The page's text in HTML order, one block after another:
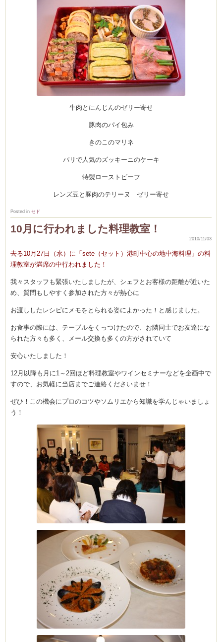
牛肉とにんじんのゼリー寄せ
豚肉のパイ包み
きのこのマリネ
パリで人気のズッキーニのケーキ
特製ローストビーフ
レンズ豆と豚肉のテリーヌ ゼリー寄せ
Posted in セド
10月に行われました料理教室！
2010/11/03
去る10月27日（水）に「sete（セット）港町中心の地中海料理」の料
理教室が満席の中行われました！
我々スタッフも緊張いたしましたが、シェフとお客様の距離が近いた
め、質問もしやすく参加された方々が熱心に
お渡ししたレシピにメモをとられる姿によかった！と感じました。
お食事の際には、テーブルをくっつけたので、お隣同士でお友達にな
られた方々も多く、メール交換も多くの方がされていて
安心いたしました！
12月以降も月に1～2回ほど料理教室やワインセミナーなどを企画中で
すので、お気軽に当店までご連絡くださいませ！
ぜひ！この機会にプロのコツやソムリエから知識を学んじゃいましょ
う！